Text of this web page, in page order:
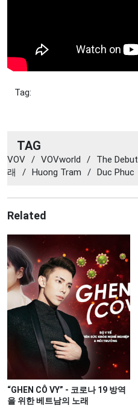
Tag:
TAG
VOV / VOVworld / The Debut
래
/ Huong Tram / Duc Phuc
Related
“GHEN CÔ VY” - 코로나 19 방역
을 위한 베트남의 노래